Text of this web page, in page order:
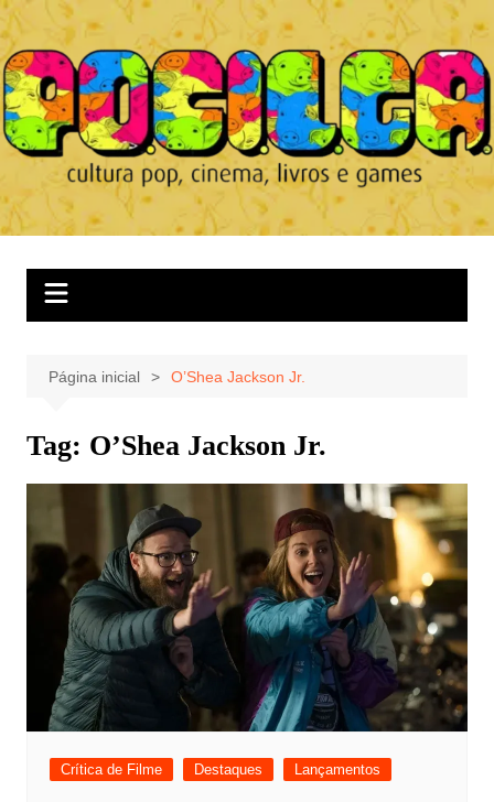
Ir
para
o
conteúdo
Página inicial O’Shea Jackson Jr.
Tag: O’Shea Jackson Jr.
Crítica de Filme Destaques Lançamentos